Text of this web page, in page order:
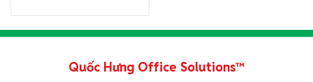
Quốc Hưng Office Solutions™